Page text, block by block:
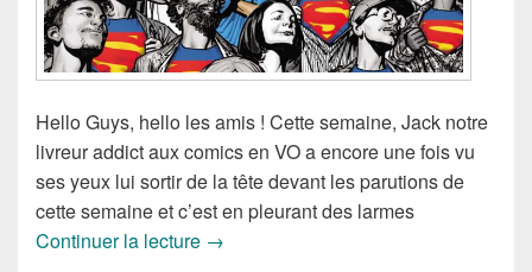
Hello Guys, hello les amis ! Cette semaine, Jack notre
livreur addict aux comics en VO a encore une fois vu
ses yeux lui sortir de la tête devant les parutions de
cette semaine et c’est en pleurant des larmes
Continuer la lecture Sorties des Comics VO de la semaine
→